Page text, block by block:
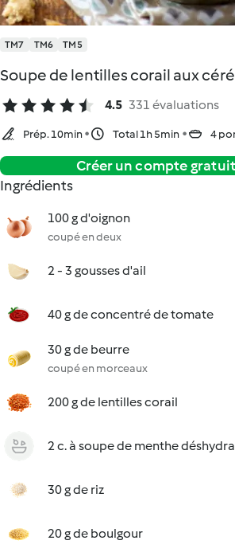
TM7 TM6 TM5
Soupe de lentilles corail aux
4.5 331 évaluations
Prép. 10min Total 1h 5min 4
Créer un compte
Ingrédients
100 g d'oignon
coupé en deux
2 - 3 gousses d'ail
40 g de concentré de tomate
30 g de beurre
coupé en morceaux
200 g de lentilles corail
2 c. à soupe de menthe
30 g de riz
20 g de boulgour